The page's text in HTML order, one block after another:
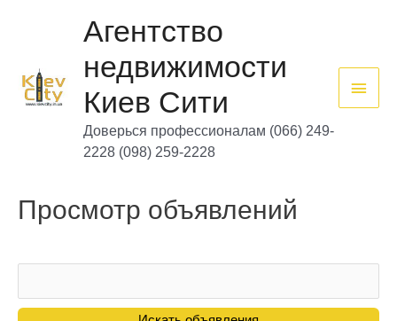
Агентство
недвижимости
Киев Сити
Доверься профессионалам (066) 249-
2228 (098) 259-2228
Просмотр объявлений